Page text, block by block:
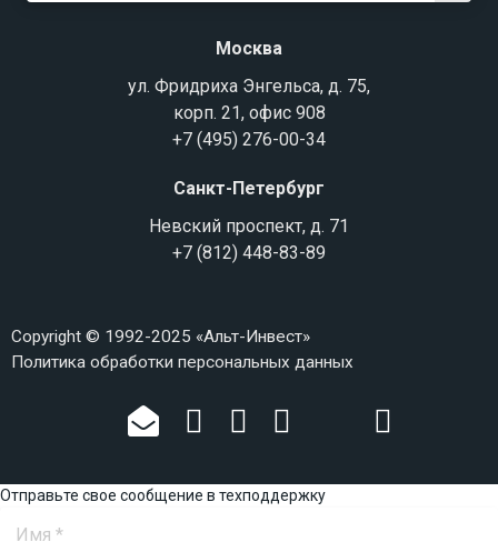
Москва
ул. Фридриха Энгельса, д. 75,
корп. 21, офис 908
+7 (495) 276-00-34
Санкт-Петербург
Невский проспект, д. 71
+7 (812) 448-83-89
Copyright © 1992-2025 «Альт-Инвест»
Политика обработки персональных данных
Отправьте свое сообщение в техподдержку